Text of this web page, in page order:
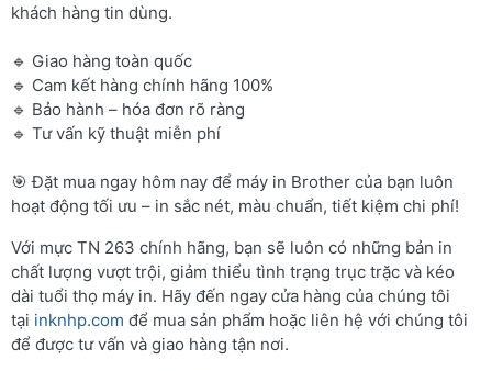
khách hàng tin dùng.
🔹 Giao hàng toàn quốc
🔹 Cam kết hàng chính hãng 100%
🔹 Bảo hành – hóa đơn rõ ràng
🔹 Tư vấn kỹ thuật miễn phí
🎯 Đặt mua ngay hôm nay để máy in Brother của bạn luôn
hoạt động tối ưu – in sắc nét, màu chuẩn, tiết kiệm chi phí!
Với mực TN 263 chính hãng, bạn sẽ luôn có những bản in
chất lượng vượt trội, giảm thiểu tình trạng trục trặc và kéo
dài tuổi thọ máy in. Hãy đến ngay cửa hàng của chúng tôi
tại inknhp.com để mua sản phẩm hoặc liên hệ với chúng tôi
để được tư vấn và giao hàng tận nơi.